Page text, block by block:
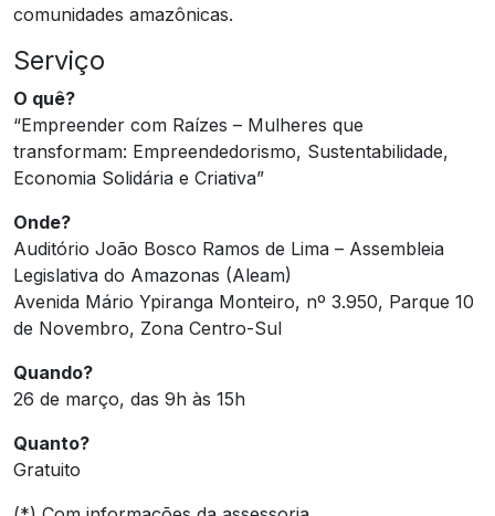
comunidades amazônicas.
Serviço
O quê?
“Empreender com Raízes – Mulheres que
transformam: Empreendedorismo, Sustentabilidade,
Economia Solidária e Criativa”
Onde?
Auditório João Bosco Ramos de Lima – Assembleia
Legislativa do Amazonas (Aleam)
Avenida Mário Ypiranga Monteiro, nº 3.950, Parque 10
de Novembro, Zona Centro-Sul
Quando?
26 de março, das 9h às 15h
Quanto?
Gratuito